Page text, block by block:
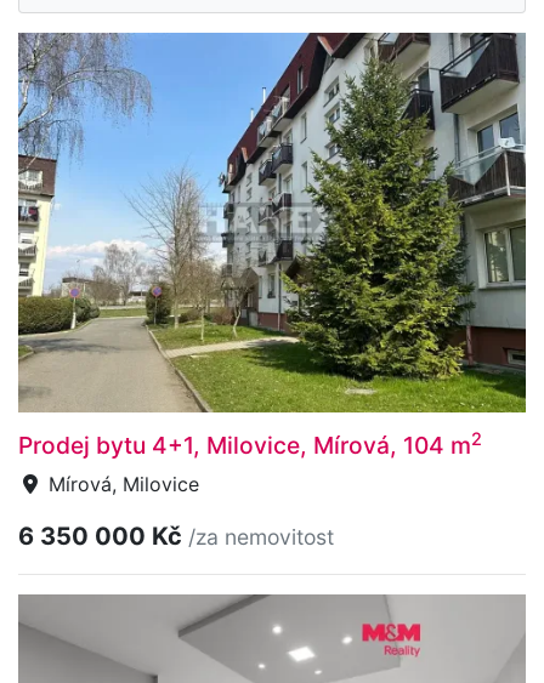
Prodej bytu 4+1, Milovice, Mírová, 104 m2
Mírová, Milovice
6 350 000 Kč /za nemovitost